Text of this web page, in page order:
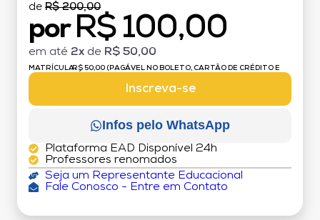
de R$ 200,00
por R$ 100,00
em até 2x de R$ 50,00
MATRÍCULA:R$ 50,00 (PAGÁVEL NO BOLETO, CARTÃO DE CRÉDITO E
Inscreva-se
Infos pelo WhatsApp
Plataforma EAD Disponível 24h
Professores renomados
Seja um Representante Educacional
Fale Conosco - Entre em Contato